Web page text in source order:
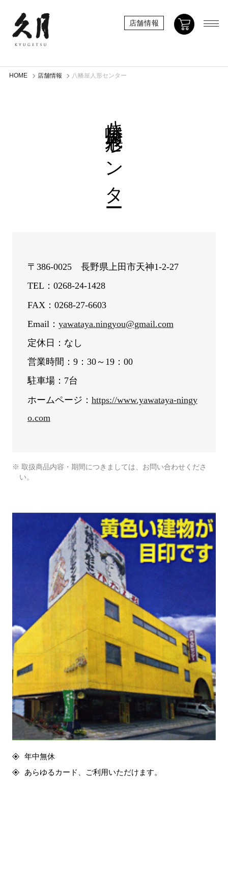
店舗情報
HOME 店舗情報 八幡屋人形センター
年中無休
あらゆるカード、ご利用いただけます。
八幡屋人形センター
〒386-0025 長野県上田市天神1-2-27
TEL：0268-24-1428
FAX：0268-27-6603
Email： yawataya.ningyou@gmail.com
定休日：なし
営業時間：9：30～19：00
駐車場：7台
ホームページ： https://www.yawataya-ningy
o.com
※ 取扱商品内容・期間につきましては、お問い合わせくださ
い。